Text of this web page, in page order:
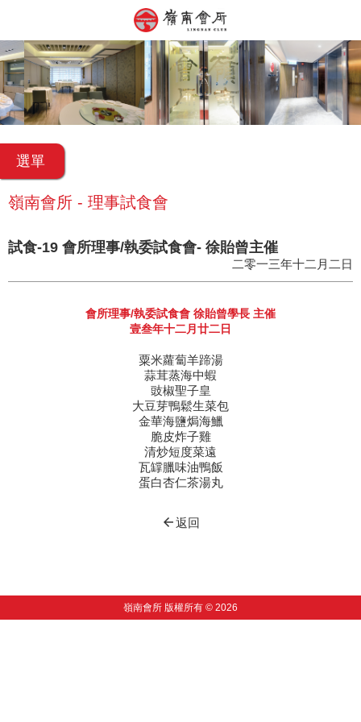
選單
嶺南會所 - 理事試食會
試食-19 會所理事/執委試食會- 徐貽曾主催
二零一三年十二月二日
會所理事/執委試食會 徐貽曾學長 主催
壹叁年十二月廿二日
粟米蘿蔔羊蹄湯
蒜茸蒸海中蝦
豉椒聖子皇
大豆芽鴨鬆生菜包
金華海鹽焗海鱲
脆皮炸子雞
清炒短度菜遠
瓦罉臘味油鴨飯
蛋白杏仁茶湯丸
arrow_back返回
嶺南會所 版權所有 © 2026